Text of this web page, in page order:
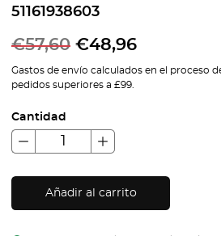
51161938603
€57,60 €48,96
Gastos de envío calculados en el proceso
pedidos superiores a £99.
Cantidad
Añadir al carrito